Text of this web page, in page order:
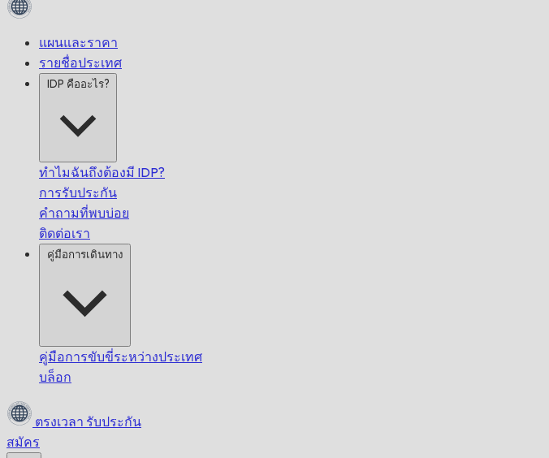
แผนและราคา
รายชื่อประเทศ
IDP คืออะไร?
ทำไมฉันถึงต้องมี IDP?
การรับประกัน
คำถามที่พบบ่อย
ติดต่อเรา
คู่มือการเดินทาง
คู่มือการขับขี่ระหว่างประเทศ
บล็อก
ตรงเวลา รับประกัน
สมัคร